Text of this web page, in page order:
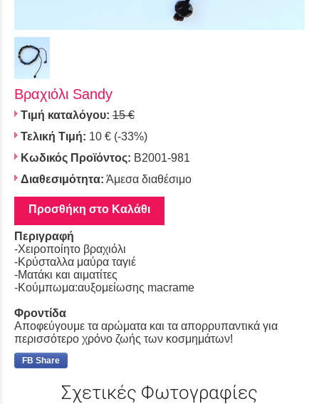
Βραχιόλι Sandy
Τιμή καταλόγου: 15 €
Τελική Τιμή: 10 € (-33%)
Κωδικός Προϊόντος: B2001-981
Διαθεσιμότητα: Άμεσα διαθέσιμο
Προσθήκη στο Καλάθι
Περιγραφή
-Χειροποίητο βραχιόλι
-Κρύσταλλα μαύρα ταγιέ
-Ματάκι και αιματίτες
-Κούμπωμα:αυξομείωσης macrame
Φροντίδα
Αποφεύγουμε τα αρώματα και τα απορρυπαντικά για
περισσότερο χρόνο ζωής των κοσμημάτων!
FB Share
Σχετικές Φωτογραφίες